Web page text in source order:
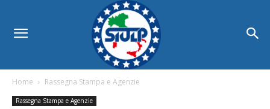
Home Rassegna Stampa e Agenzie
Rassegna Stampa e Agenzie